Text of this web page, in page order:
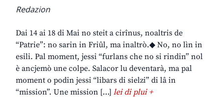
Redazion
Dai 14 ai 18 di Mai no steit a cirînus, noaltris de
“Patrie”: no sarin in Friûl, ma inaltrò.◆ No, no lìn in
esili. Pal moment, jessi “furlans che no si rindin” nol
è ancjemò une colpe. Salacor lu deventarà, ma pal
moment o podin jessi “libars di sielzi” di lâ in
“mission”. Une mission […] lei di plui +